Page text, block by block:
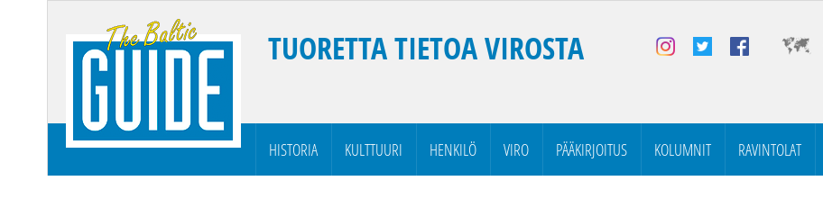
TUORETTA TIETOA VIROSTA
HISTORIA KULTTUURI HENKILÖ VIRO PÄÄKIRJOITUS KOLUMNIT RAVINTOLAT